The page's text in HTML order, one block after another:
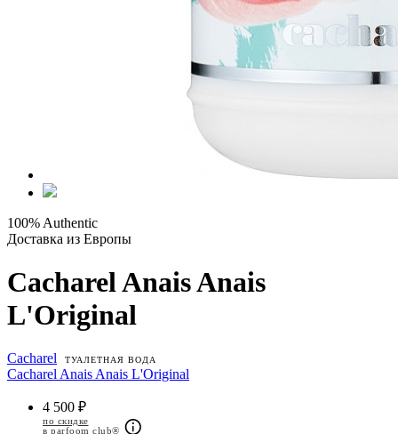
100% Authentic
Доставка из Европы
Cacharel Anais Anais
L'Original
Cacharel ТУАЛЕТНАЯ ВОДА
Cacharel Anais Anais L'Original
4 500 ₽
по скидке
в parfoom club®